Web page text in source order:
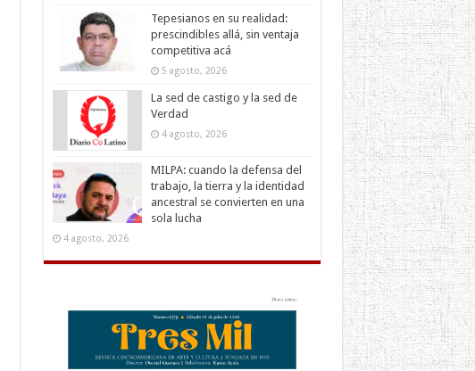
Tepesianos en su realidad:
prescindibles allá, sin ventaja
competitiva acá
5 agosto, 2026
La sed de castigo y la sed de
Verdad
4 agosto, 2026
MILPA: cuando la defensa del
trabajo, la tierra y la identidad
ancestral se convierten en una
sola lucha
4 agosto, 2026